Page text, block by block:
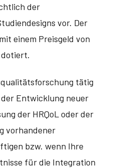
der
vor. Der
einem Preisgeld von
dotiert.
tätig
Entwicklung neuer
der HRQoL oder der
vorhandener
bzw. wenn Ihre
für die Integration